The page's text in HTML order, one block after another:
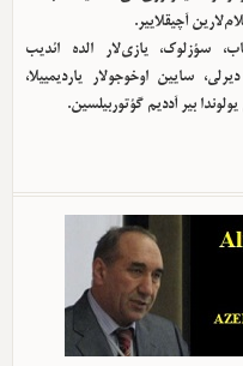
آچیقلاییر.
سؤزلوک، یازی‌لار الده ائدیب
سایین اوخوجولار یاردیمییلا،
بیر آددیم گؤتوربیلسین.